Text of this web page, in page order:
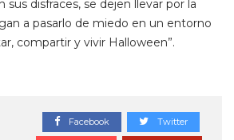
sus disfraces, se dejen llevar por la
a pasarlo de miedo en un entorno
compartir y vivir Halloween”.
Facebook Twitter